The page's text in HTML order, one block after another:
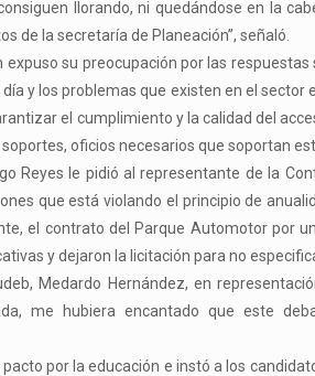
llorando, ni quedándose en la
de la secretaría de Planeación”, señaló.
expuso su preocupación por las
y los problemas que existen en el
el cumplimiento y la calidad del
oficios necesarios que soportan
Reyes le pidió al representante de la
que está violando el principio de
el contrato del Parque Automotor por
y dejaron la licitación para no
Medardo Hernández, en
me hubiera encantado que este
por la educación e instó a los